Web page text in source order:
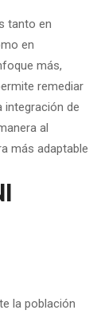
tanto en
en
más,
remediar
integración de
al
más adaptable
la población